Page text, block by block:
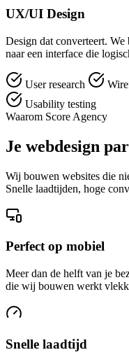
UX/UI Design
Design dat converteert.
naar een interface die
User research
Usability testing
Waarom Score Agency
Je webdesign
Wij bouwen websites die
Snelle laadtijden, hoge
Perfect op mobiel
Meer dan de helft van je
die wij bouwen werkt
Snelle laadtijd